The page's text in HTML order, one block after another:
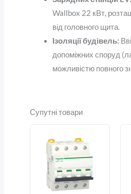
Wallbox 22 кВт,
від головного щита.
Ізоляції будівель:
допоміжних споруд
можливістю повного
Супутні товари